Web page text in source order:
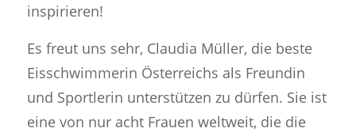
inspirieren!
Es freut uns sehr, Claudia Müller, die beste
Eisschwimmerin Österreichs als Freundin
und Sportlerin unterstützen zu dürfen. Sie ist
eine von nur acht Frauen weltweit, die die